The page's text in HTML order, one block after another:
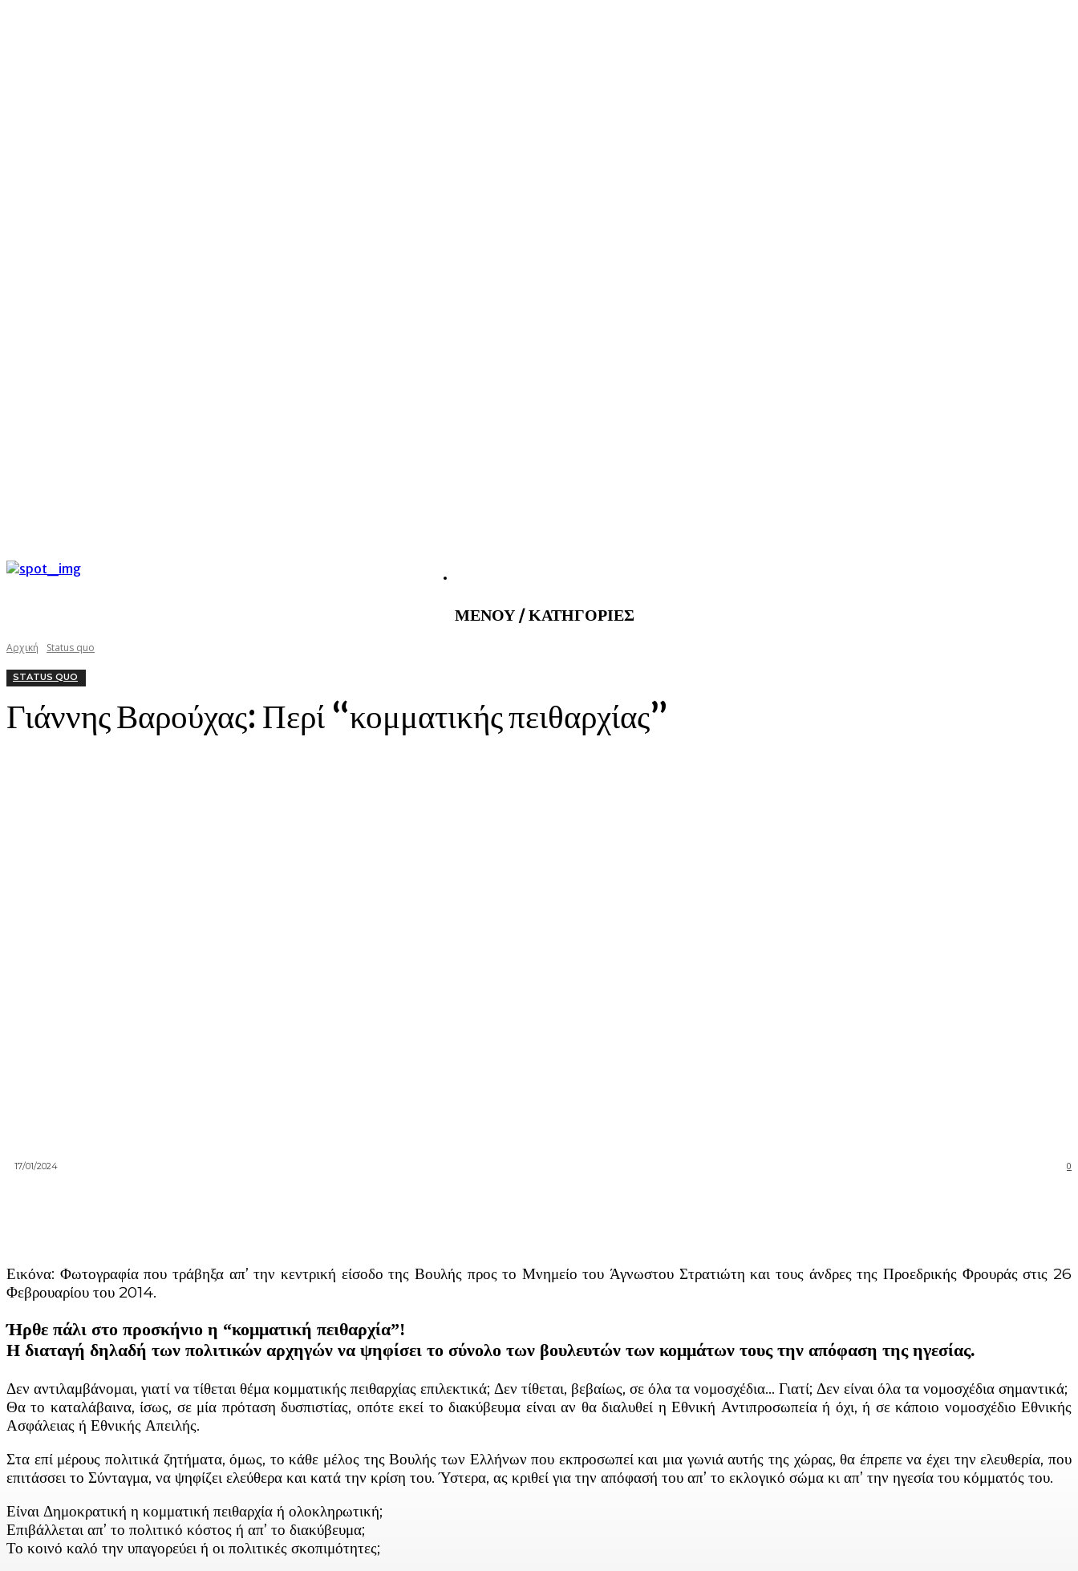
ΜΕΝΟΥ / ΚΑΤΗΓΟΡΙΕΣ
Αρχική Status quo
STATUS QUO
Γιάννης Βαρούχας: Περί “κομματικής πειθαρχίας”
0
17/01/2024
Εικόνα: Φωτογραφία που τράβηξα απ’ την κεντρική είσοδο της Βουλής προς το Μνημείο του Άγνωστου Στρατιώτη και τους άνδρες της Προεδρικής Φρουράς στις 26
Φεβρουαρίου του 2014.
Ήρθε πάλι στο προσκήνιο η “κομματική πειθαρχία”!
Η διαταγή δηλαδή των πολιτικών αρχηγών να ψηφίσει το σύνολο των βουλευτών των κομμάτων τους την απόφαση της ηγεσίας.
Δεν αντιλαμβάνομαι, γιατί να τίθεται θέμα κομματικής πειθαρχίας επιλεκτικά; Δεν τίθεται, βεβαίως, σε όλα τα νομοσχέδια… Γιατί; Δεν είναι όλα τα νομοσχέδια σημαντικά;
Θα το καταλάβαινα, ίσως, σε μία πρόταση δυσπιστίας, οπότε εκεί το διακύβευμα είναι αν θα διαλυθεί η Εθνική Αντιπροσωπεία ή όχι, ή σε κάποιο νομοσχέδιο Εθνικής
Ασφάλειας ή Εθνικής Απειλής.
Στα επί μέρους πολιτικά ζητήματα, όμως, το κάθε μέλος της Βουλής των Ελλήνων που εκπροσωπεί και μια γωνιά αυτής της χώρας, θα έπρεπε να έχει την ελευθερία, που
επιτάσσει το Σύνταγμα, να ψηφίζει ελεύθερα και κατά την κρίση του. Ύστερα, ας κριθεί για την απόφασή του απ’ το εκλογικό σώμα κι απ’ την ηγεσία του κόμματός του.
Είναι Δημοκρατική η κομματική πειθαρχία ή ολοκληρωτική;
Επιβάλλεται απ’ το πολιτικό κόστος ή απ’ το διακύβευμα;
Το κοινό καλό την υπαγορεύει ή οι πολιτικές σκοπιμότητες;